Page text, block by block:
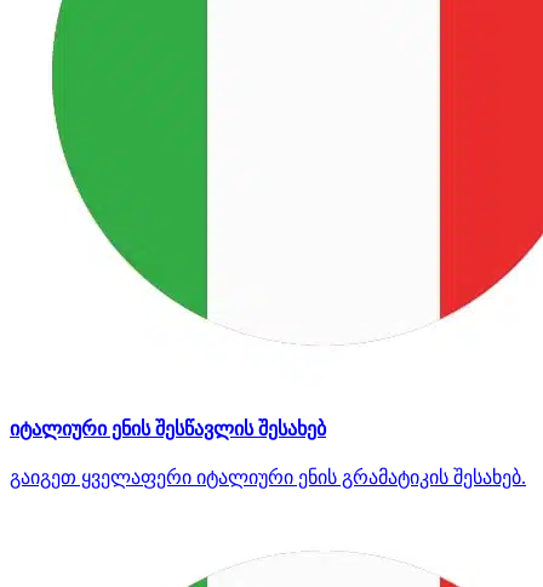
იტალიური ენის შესწავლის შესახებ
გაიგეთ ყველაფერი იტალიური ენის გრამატიკის შესახებ.